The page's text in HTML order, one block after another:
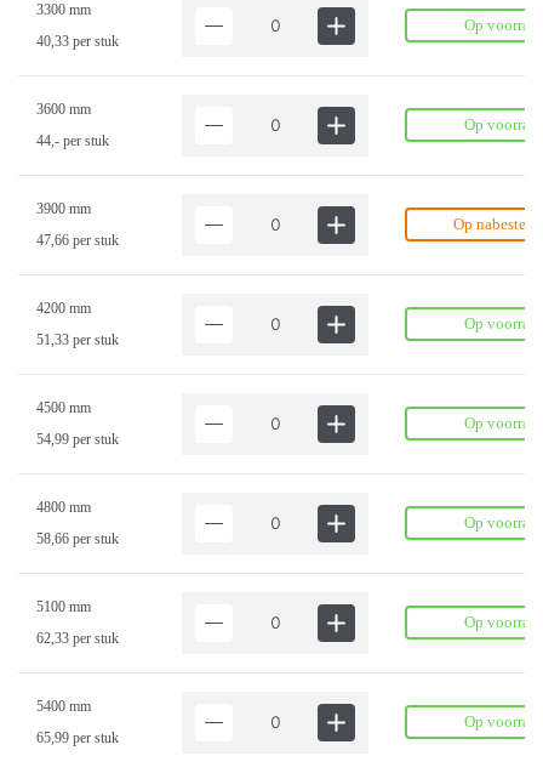
3300 mm
40,33 per stuk
Op
3600 mm
44,- per stuk
Op
3900 mm
47,66 per stuk
Op
4200 mm
51,33 per stuk
Op
4500 mm
54,99 per stuk
Op
4800 mm
58,66 per stuk
Op
5100 mm
62,33 per stuk
Op
5400 mm
65,99 per stuk
Op